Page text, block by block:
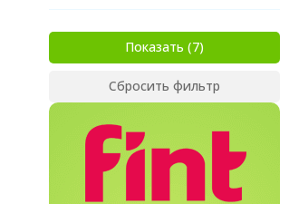
Показать
Сбросить фильтр